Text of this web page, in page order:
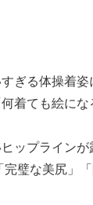
ぎる体操着
着ても絵にな
ップライン
璧な美尻」「